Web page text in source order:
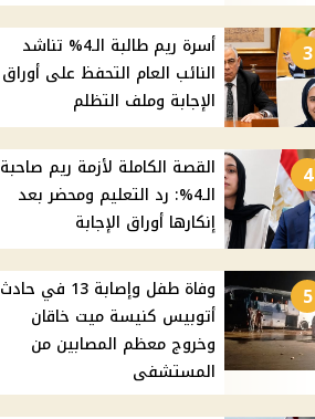
3
أسرة ريم طالبة الـ4% تناشد
النائب العام التحفظ على أوراق
الإجابة وملف التظلم
4
القصة الكاملة لأزمة ريم صاحبة
الـ4%: رد التعليم ومحضر بعد
إنكارها أوراق الإجابة
5
وفاة طفل وإصابة 13 في حادث
أتوبيس كنيسة ميت خاقان
وخروج معظم المصابين من
المستشفى